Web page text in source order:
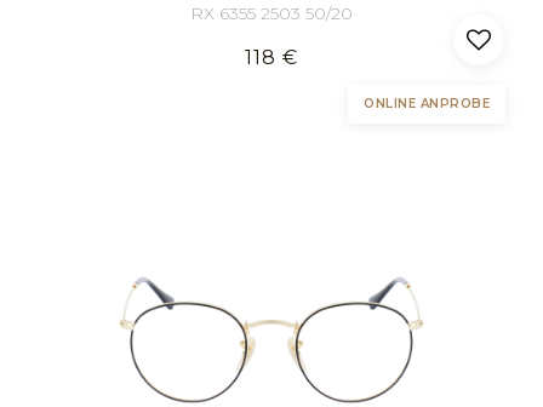
RX 6355 2503 50/20
118 €
ONLINE ANPROBE